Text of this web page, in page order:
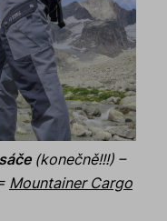
(konečně!!!) –
Mountainer Cargo